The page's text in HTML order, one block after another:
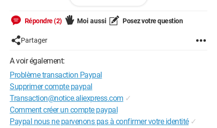
J'ai aussi mis un sujet dans www.paypal-community.com.
Qu'est-ce que vous en penser ?
Merci
Répondre (2) Moi aussi Posez votre question
Partager
A voir également:
Problème transaction Paypal
Supprimer compte paypal
Transaction@notice.aliexpress.com ✓
Comment créer un compte paypal
Paypal nous ne parvenons pas à confirmer votre identité ✓